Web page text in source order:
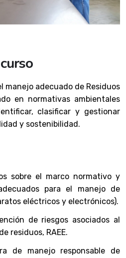
manejo adecuado de Residuos
en normativas ambientales
clasificar y gestionar
y sostenibilidad.
sobre el marco normativo y
para el manejo de
eléctricos y electrónicos).
de riesgos asociados al
residuos, RAEE.
de manejo responsable de